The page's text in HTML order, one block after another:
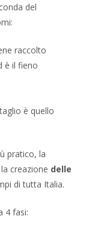
del
raccolto
è il fieno
è quello
pratico, la
creazione delle
di tutta Italia.
4 fasi: